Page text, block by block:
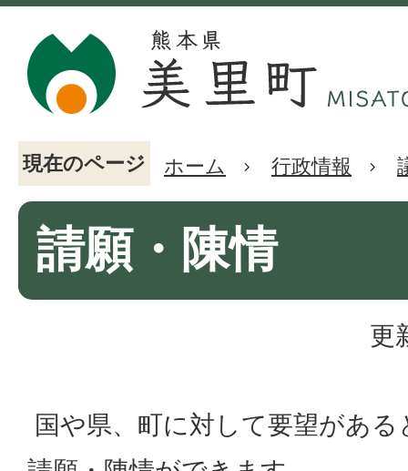
現在のページ ホーム 行政情報
請願・陳情
更
国や県、町に対して要望があ